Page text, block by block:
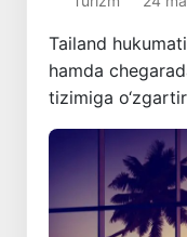
Tailand
hamda
tizimiga